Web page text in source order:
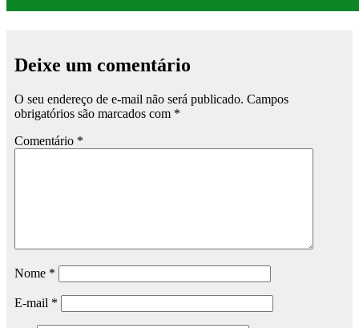
Deixe um comentário
O seu endereço de e-mail não será publicado. Campos
obrigatórios são marcados com *
Comentário *
Nome *
E-mail *